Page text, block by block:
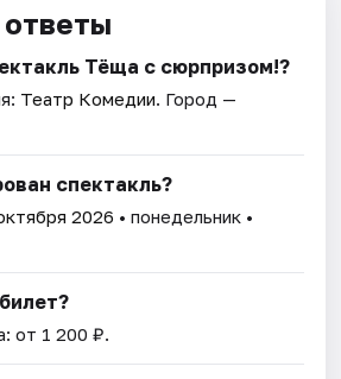
Тёща с сюрпризом!?
Театр Комедии. Город —
спектакль?
2026 • понедельник •
от 1 200 ₽.